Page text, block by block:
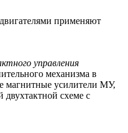
двигателями применяют
управления
механизма в
магнитные усилители МУ,
схеме с